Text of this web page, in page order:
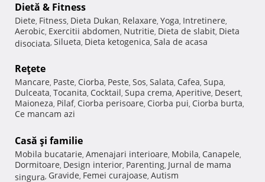
Dietă & Fitness
Diete, Fitness, Dieta Dukan, Relaxare, Yoga, Intretinere,
Aerobic, Exercitii abdomen, Nutritie, Dieta de slabit, Dieta
disociata, Silueta, Dieta ketogenica, Sala de acasa
Reţete
Mancare, Paste, Ciorba, Peste, Sos, Salata, Cafea, Supa,
Dulceata, Tocanita, Cocktail, Supa crema, Aperitive, Desert,
Maioneza, Pilaf, Ciorba perisoare, Ciorba pui, Ciorba burta,
Ce mancam azi
Casă şi familie
Mobila bucatarie, Amenajari interioare, Mobila, Canapele,
Dormitoare, Design interior, Parenting, Jurnal de mama
singura, Gravide, Femei curajoase, Autism